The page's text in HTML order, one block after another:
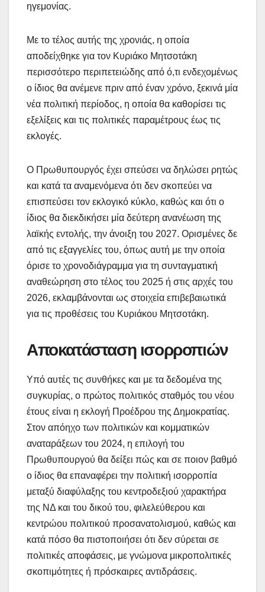
ηγεμονίας.
Με το τέλος αυτής της χρονιάς, η οποία
αποδείχθηκε για τον Κυριάκο Μητσοτάκη
περισσότερο περιπετειώδης από ό,τι ενδεχομένως
ο ίδιος θα ανέμενε πριν από έναν χρόνο, ξεκινά μία
νέα πολιτική περίοδος, η οποία θα καθορίσει τις
εξελίξεις και τις πολιτικές παραμέτρους έως τις
εκλογές.
Ο Πρωθυπουργός έχει σπεύσει να δηλώσει ρητώς
και κατά τα αναμενόμενα ότι δεν σκοπεύει να
επισπεύσει τον εκλογικό κύκλο, καθώς και ότι ο
ίδιος θα διεκδικήσει μία δεύτερη ανανέωση της
λαϊκής εντολής, την άνοιξη του 2027. Ορισμένες δε
από τις εξαγγελίες του, όπως αυτή με την οποία
όρισε το χρονοδιάγραμμα για τη συνταγματική
αναθεώρηση στο τέλος του 2025 ή στις αρχές του
2026, εκλαμβάνονται ως στοιχεία επιβεβαιωτικά
για τις προθέσεις του Κυριάκου Μητσοτάκη.
Αποκατάσταση ισορροπιών
Υπό αυτές τις συνθήκες και με τα δεδομένα της
συγκυρίας, ο πρώτος πολιτικός σταθμός του νέου
έτους είναι η εκλογή Προέδρου της Δημοκρατίας.
Στον απόηχο των πολιτικών και κομματικών
αναταράξεων του 2024, η επιλογή του
Πρωθυπουργού θα δείξει πώς και σε ποιον βαθμό
ο ίδιος θα επαναφέρει την πολιτική ισορροπία
μεταξύ διαφύλαξης του κεντροδεξιού χαρακτήρα
της ΝΔ και του δικού του, φιλελεύθερου και
κεντρώου πολιτικού προσανατολισμού, καθώς και
κατά πόσο θα πιστοποιήσει ότι δεν σύρεται σε
πολιτικές αποφάσεις, με γνώμονα μικροπολιτικές
σκοπιμότητες ή πρόσκαιρες αντιδράσεις.